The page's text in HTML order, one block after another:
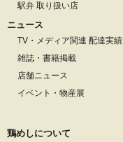
駅弁 取り扱い店
ニュース
TV・メディア関連 配達実績
雑誌・書籍掲載
店舗ニュース
イベント・物産展
鶏めしについて